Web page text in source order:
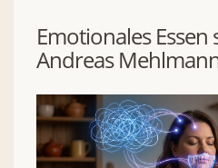
Emotionales
Andreas